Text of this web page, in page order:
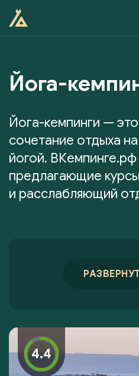
Йога-
Йога-кемпинги —
сочетание отдыха
йогой.
предлагающие
и расслабляющий
4.4